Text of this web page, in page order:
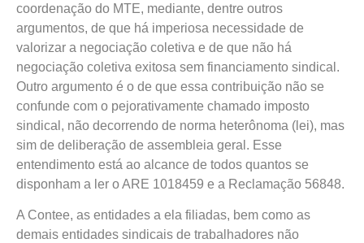
coordenação do MTE, mediante, dentre outros
argumentos, de que há imperiosa necessidade de
valorizar a negociação coletiva e de que não há
negociação coletiva exitosa sem financiamento sindical.
Outro argumento é o de que essa contribuição não se
confunde com o pejorativamente chamado imposto
sindical, não decorrendo de norma heterônoma (lei), mas
sim de deliberação de assembleia geral. Esse
entendimento está ao alcance de todos quantos se
disponham a ler o ARE 1018459 e a Reclamação 56848.
A Contee, as entidades a ela filiadas, bem como as
demais entidades sindicais de trabalhadores não